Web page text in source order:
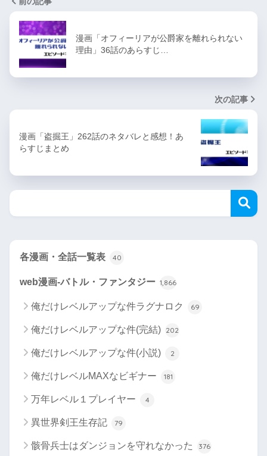
漫画「オフィーリアが公爵家を離れられない
理由」36話のあらすじ…
次の記事
漫画「盗掘王」262話のネタバレと感想！あ
らすじまとめ
各漫画・全話一覧表 40
web漫画-バトル・ファンタジー 1,866
俺だけレベルアップな件ラグナロク 69
俺だけレベルアップな件(完結) 202
俺だけレベルアップな件(小説) 2
俺だけレベルMAXなビギナー 181
万年レベル１プレイヤー 4
異世界剣王生存記 79
骸骨兵士はダンジョンを守れなかった 376